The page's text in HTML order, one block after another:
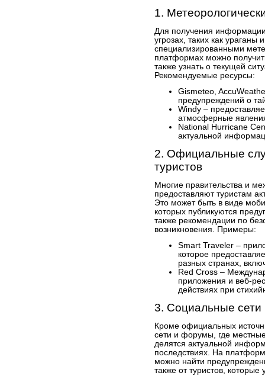
1.
Для получения
угрозах, таких как ураганы
специализированными
платформах можно
также узнать о текущей
Рекомендуемые ресурсы:
Gismeteo,
предупреждений о
Windy –
атмосферные
National Hurricane
актуальной
2. Официальные
туристов
Многие правительства и
предоставляют туристам
Это может быть в виде
которых публикуются
также рекомендации по
возникновения. Примеры:
Smart Traveler –
которое
разных странах,
Red Cross –
приложения и веб-
действиях при
3. Социальные
Кроме официальных
сети и форумы, где
делятся актуальной
последствиях. На
можно найти
также от туристов, которые